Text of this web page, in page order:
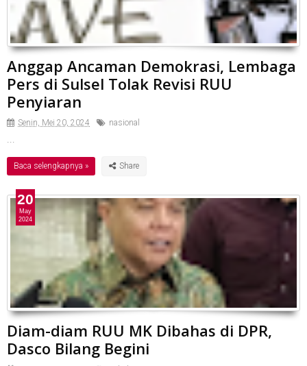
Anggap Ancaman Demokrasi, Lembaga
Pers di Sulsel Tolak Revisi RUU
Penyiaran
Senin, Mei 20, 2024 nasional
...
Baca selengkapnya »
Diam-diam RUU MK Dibahas di DPR,
Dasco Bilang Begini
20
May
2024